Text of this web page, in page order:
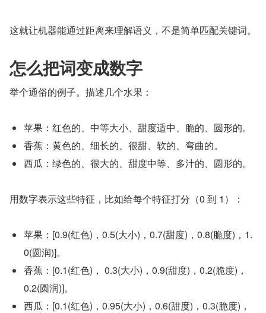
这就让机器能通过距离来理解语义，不是简单匹配关键词。
怎么把词变成数字
举个通俗的例子。描述几个水果：
苹果：红色的、中等大小、甜度适中、脆的、圆形的。
香蕉：黄色的、细长的、很甜、软的、弯曲的。
西瓜：绿色的、很大的、甜度中等、多汁的、圆形的。
用数字表示这些特征，比如给每个特征打分（0 到 1）：
苹果：[0.9(红色)，0.5(大小)，0.7(甜度)，0.8(脆度)，1.
0(圆润)]。
香蕉：[0.1(红色)， 0.3(大小)，0.9(甜度)，0.2(脆度)，
0.2(圆润)]。
西瓜：[0.1(红色)，0.95(大小)，0.6(甜度)，0.3(脆度)，